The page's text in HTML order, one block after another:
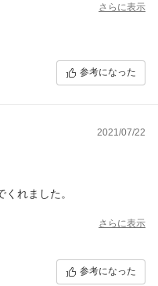
さらに表示
参考になった
2021/07/22
れました。
さらに表示
参考になった